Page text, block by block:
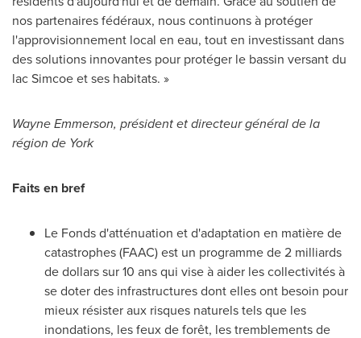
nos partenaires fédéraux, nous continuons à protéger
l'approvisionnement local en eau, tout en investissant dans
des solutions innovantes pour protéger le bassin versant du
lacSimcoeet ses habitats. »
Wayne Emmerson, président et directeur général de la
région de York
Faits en bref
Le Fonds d'atténuation et d'adaptation en matière de
catastrophes (FAAC) est un programme de 2 milliards
de dollars sur 10 ans qui vise à aider les collectivités à
se doter des infrastructures dont elles ont besoin pour
mieux résister aux risques naturels tels que les
inondations, les feux de forêt, les tremblements de